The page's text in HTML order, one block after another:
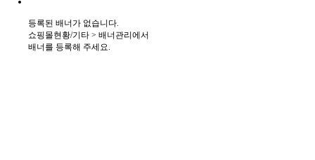
등록된 배너가 없습니다.
쇼핑몰현황/기타 > 배너관리에서
배너를 등록해 주세요.